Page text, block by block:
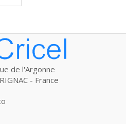
de l'Argonne
- France